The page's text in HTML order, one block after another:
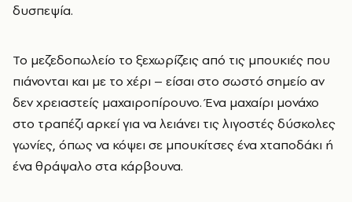
δυσπεψία.
Το μεζεδοπωλείο το ξεχωρίζεις από τις μπουκιές που
πιάνονται και με το χέρι – είσαι στο σωστό σημείο αν
δεν χρειαστείς μαχαιροπίρουνο. Ένα μαχαίρι μονάχο
στο τραπέζι αρκεί για να λειάνει τις λιγοστές δύσκολες
γωνίες, όπως να κόψει σε μπουκίτσες ένα χταποδάκι ή
ένα θράψαλο στα κάρβουνα.